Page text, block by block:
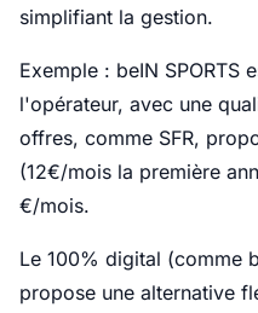
simplifiant la gestion.
Exemple : beIN SPORTS
l'opérateur, avec une
offres, comme SFR,
(12€/mois la première
€/mois.
Le 100% digital (comme
propose une alternative